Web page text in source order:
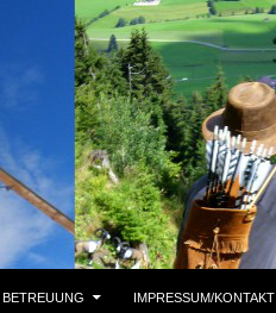
BETREUUNG IMPRESSUM/KONTAKT